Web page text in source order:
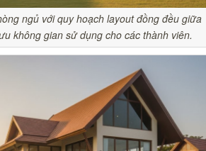
ngủ với quy hoạch layout đồng đều giữa
không gian sử dụng cho các thành viên.